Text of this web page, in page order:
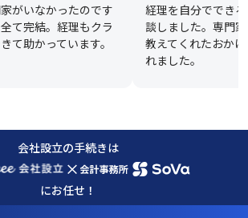
がいなかったのです
て完結。経理もクラ
て助かっています。
経理を自分ででき
談しました。専門
教えてくれたおか
れました。
会社設立の手続きは
×
にお任せ！